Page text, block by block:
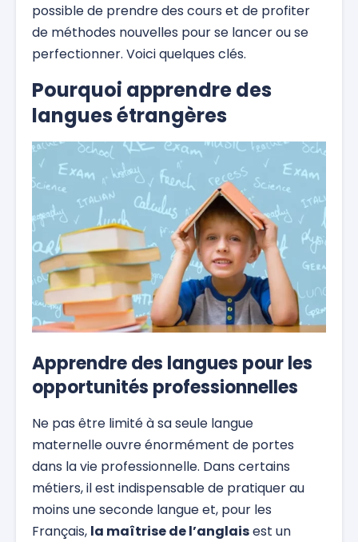
possible de prendre des cours et de profiter
de méthodes nouvelles pour se lancer ou se
perfectionner. Voici quelques clés.
Pourquoi apprendre des
langues étrangères
Apprendre des langues pour les
opportunités professionnelles
Ne pas être limité à sa seule langue
maternelle ouvre énormément de portes
dans la vie professionnelle. Dans certains
métiers, il est indispensable de pratiquer au
moins une seconde langue et, pour les
Français, la maîtrise de l’anglaisest un